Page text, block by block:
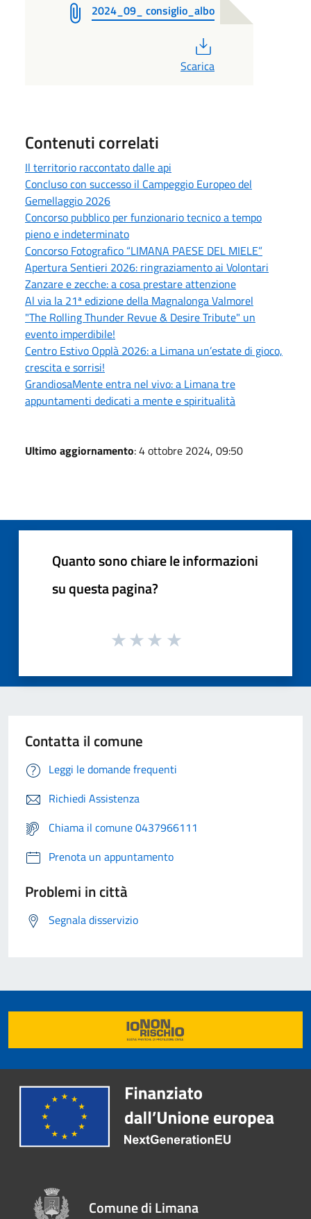
2024_09_ consiglio_albo
Scarica
Contenuti correlati
Il territorio raccontato dalle api
Concluso con successo il Campeggio Europeo del
Gemellaggio 2026
Concorso pubblico per funzionario tecnico a tempo
pieno e indeterminato
Concorso Fotografico “LIMANA PAESE DEL MIELE”
Apertura Sentieri 2026: ringraziamento ai Volontari
Zanzare e zecche: a cosa prestare attenzione
Al via la 21ª edizione della Magnalonga Valmorel
"The Rolling Thunder Revue & Desire Tribute" un
evento imperdibile!
Centro Estivo Opplà 2026: a Limana un’estate di gioco,
crescita e sorrisi!
GrandiosaMente entra nel vivo: a Limana tre
appuntamenti dedicati a mente e spiritualità
Ultimo aggiornamento: 4 ottobre 2024, 09:50
Quanto sono chiare le informazioni
su questa pagina?
Contatta il comune
Leggi le domande frequenti
Richiedi Assistenza
Chiama il comune 0437966111
Prenota un appuntamento
Problemi in città
Segnala disservizio
Comune di Limana